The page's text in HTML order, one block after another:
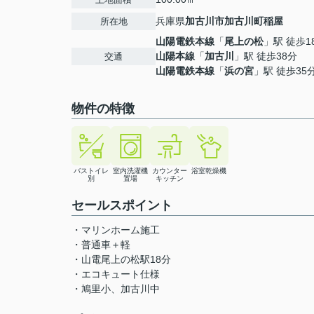
所在地 兵庫県加古川市加古川町稲屋
交通
山陽電鉄本線 「尾上の松」駅 徒歩
山陽本線 「加古川
」駅 徒歩38分
山陽電鉄本線 「浜の宮 」駅 徒歩35
物件の特徴
バストイレ
別
室内洗濯機
置場
カウンター
キッチン
浴室乾燥機
セールスポイント
・マリンホーム施工
・普通車＋軽
・山電尾上の松駅18分
・エコキュート仕様
・鳩里小、加古川中